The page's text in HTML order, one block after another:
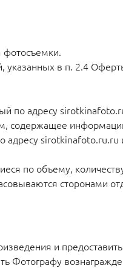
фотосъемки.
в п. 2.4
по адресу
содержащее
адресу
по объему,
сторонами
и
Фотографу